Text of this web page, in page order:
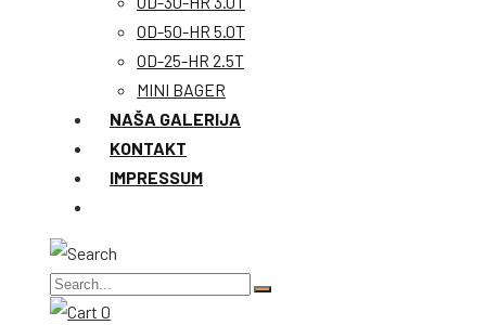
OD-50-HR 5.0T
OD-25-HR 2.5T
MINI BAGER
NAŠA GALERIJA
KONTAKT
IMPRESSUM
0